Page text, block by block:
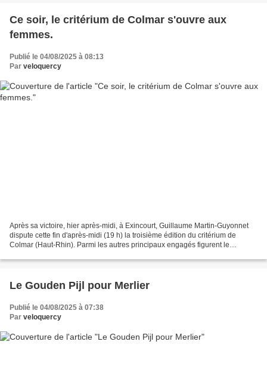
Ce soir, le critérium de Colmar s'ouvre aux
femmes.
Publié le 04/08/2025 à 08:13
Par veloquercy
Après sa victoire, hier après-midi, à Exincourt, Guillaume Martin-Guyonnet
dispute cette fin d'après-midi (19 h) la troisième édition du critérium de
Colmar (Haut-Rhin). Parmi les autres principaux engagés figurent le
Le Gouden Pijl pour Merlier
Publié le 04/08/2025 à 07:38
Par veloquercy